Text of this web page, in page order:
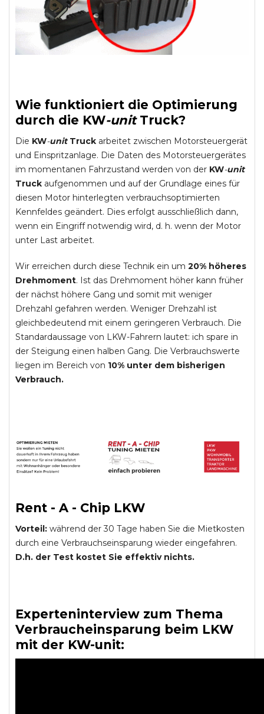
Wie funktioniert die Optimierung
durch die KW-unit Truck?
Die KW-unit Truck arbeitet zwischen Motorsteuergerät
und Einspritzanlage. Die Daten des Motorsteuergerätes
im momentanen Fahrzustand werden von der KW-unit
Truck aufgenommen und auf der Grundlage eines für
diesen Motor hinterlegten verbrauchsoptimierten
Kennfeldes geändert. Dies erfolgt ausschließlich dann,
wenn ein Eingriff notwendig wird, d. h. wenn der Motor
unter Last arbeitet.
Wir erreichen durch diese Technik ein um 20% höheres
Drehmoment. Ist das Drehmoment höher kann früher
der nächst höhere Gang und somit mit weniger
Drehzahl gefahren werden. Weniger Drehzahl ist
gleichbedeutend mit einem geringeren Verbrauch. Die
Standardaussage von LKW-Fahrern lautet: ich spare in
der Steigung einen halben Gang. Die Verbrauchswerte
liegen im Bereich von 10% unter dem bisherigen
Verbrauch.
Rent - A - Chip LKW
Vorteil: während der 30 Tage haben Sie die Mietkosten
durch eine Verbrauchseinsparung wieder eingefahren.
D.h. der Test kostet Sie effektiv nichts.
Experteninterview zum Thema
Verbraucheinsparung beim LKW
mit der KW-unit: